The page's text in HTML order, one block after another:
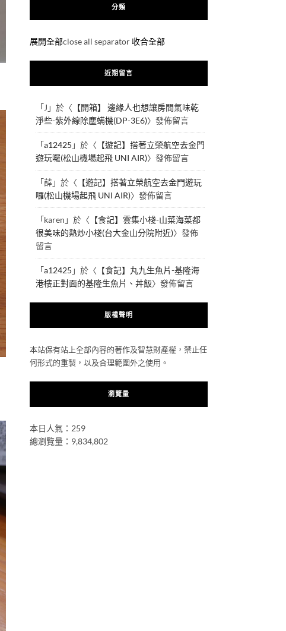
分類
展開全部close all separator 收合全部
近期留言
「J 」於〈 【開箱】 邊緣人也想讓房間氣味乾
淨些-紫外線除塵螨機(DP-3E6)〉發佈留言
「a12425 」於〈 【遊記】搭著立榮航空去金門
遊玩囉(松山機場起飛 UNI AIR)〉發佈留言
「薛」於〈 【遊記】搭著立榮航空去金門遊玩
囉(松山機場起飛 UNI AIR)〉發佈留言
「karen 」於〈 【食記】雲集小棧-山菜海菜都
很美味的熱炒小棧(台大金山分院附近)〉發佈
留言
「a12425 」於〈 【食記】丸九生魚片-基隆海
港樓正對面的基隆生魚片、丼飯〉發佈留言
版權聲明
本站保有站上全部內容的著作及智慧財產權，禁止任
何形式的重製，以及合理範圍外之使用。
瀏覽量
本日人氣：259
總瀏覽量：9,834,802